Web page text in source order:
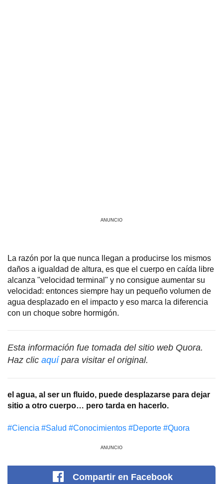
ANUNCIO
La razón por la que nunca llegan a producirse los mismos
daños a igualdad de altura, es que el cuerpo en caída libre
alcanza "velocidad terminal" y no consigue aumentar su
velocidad: entonces siempre hay un pequeño volumen de
agua desplazado en el impacto y eso marca la diferencia
con un choque sobre hormigón.
Esta información fue tomada del sitio web Quora.
Haz clic aquípara visitar el original.
el agua, al ser un fluido, puede desplazarse para dejar
sitio a otro cuerpo… pero tarda en hacerlo.
#Сiencia #Salud #Conocimientos #Deporte #Quora
ANUNCIO
Compartir en Facebook